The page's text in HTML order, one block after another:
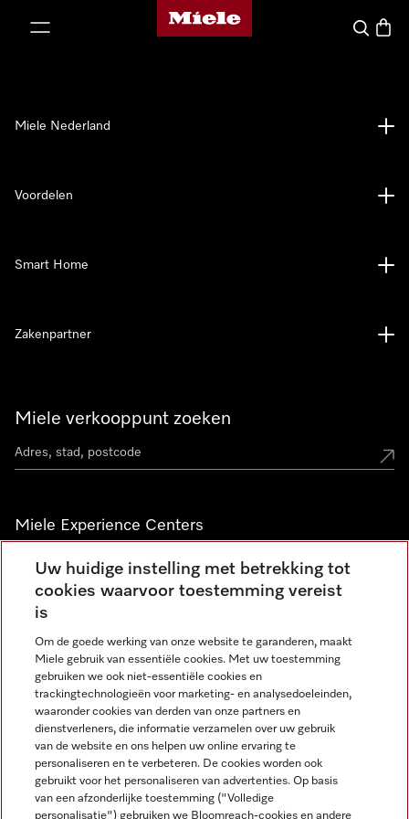
Homepage van Miele
Wat zoek
Miele verkooppunt zoeken
Miele Experience Centers
Vind jouw Miele Experience Center
Nieuwsbrief
Miele Nederland
Voordelen
Smart Home
Zakenpartner
Miele op Instagram
Miele op Facebook
Miele op Youtube
Uw huidige instelling met betrekking tot
cookies waarvoor toestemming vereist
is
Om de goede werking van onze website te garanderen, maakt
Miele gebruik van essentiële cookies. Met uw toestemming
gebruiken we ook niet-essentiële cookies en
trackingtechnologieën voor marketing- en analysedoeleinden,
waaronder cookies van derden van onze partners en
dienstverleners, die informatie verzamelen over uw gebruik
van de website en ons helpen uw online ervaring te
personaliseren en te verbeteren. De cookies worden ook
gebruikt voor het personaliseren van advertenties. Op basis
van een afzonderlijke toestemming ("Volledige
personalisatie") gebruiken we Bloomreach-cookies en andere